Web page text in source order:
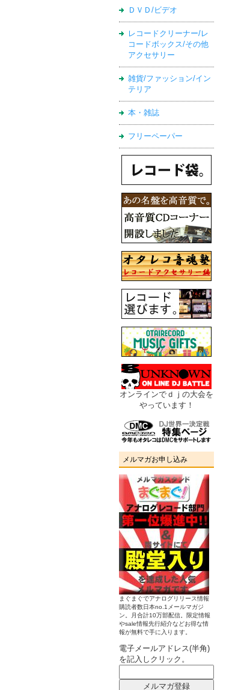
ＤＶＤ/ビデオ
レコードクリーナー/レ
コードボックス/その他
アクセサリー
雑貨/ファッション/イン
テリア
本・雑誌
フリーペーパー
オンラインでｄｊの大会を
やっています！
メルマガお申し込み
まぐまぐでアナログリリース情報
購読者数日本no.1メールマガジ
ン。月合計10万部配信。限定情報
やsale情報先行紹介などお得な情
報が無料で手に入ります。
電子メールアドレス(半角)
を記入しクリック。